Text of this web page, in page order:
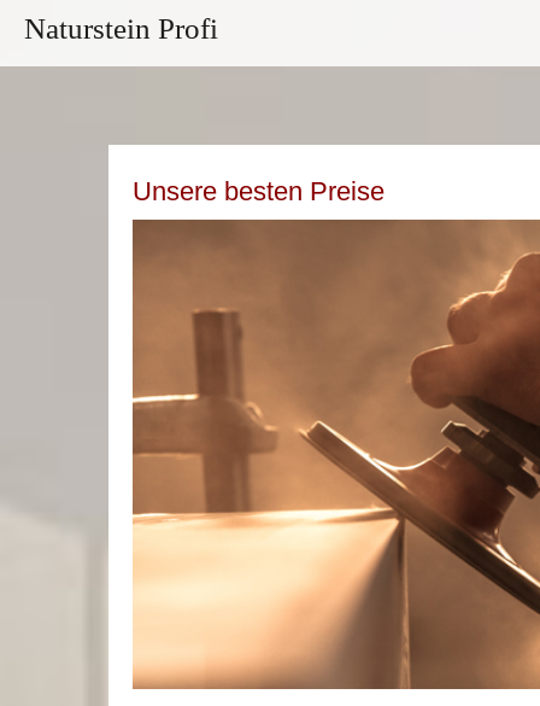
Naturstein Profi
Unsere besten Preise